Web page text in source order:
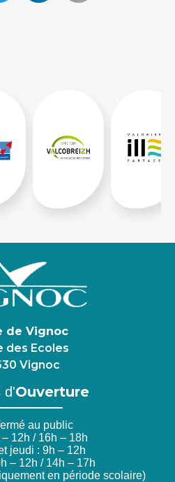
de Vignoc
des Ecoles
Vignoc
d'Ouverture
au public
12h / 16h – 18h
jeudi : 9h – 12h
– 12h / 14h – 17h
en période scolaire)